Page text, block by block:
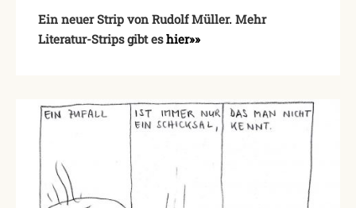
Ein neuer Strip von Rudolf Müller. Mehr
Literatur-Strips gibt eshier»»